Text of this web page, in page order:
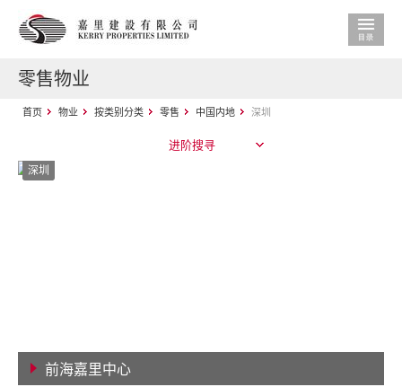
零售物业
首页 物业 按类别分类 零售 中国内地 深圳
进阶搜寻
深圳
前海嘉里中心